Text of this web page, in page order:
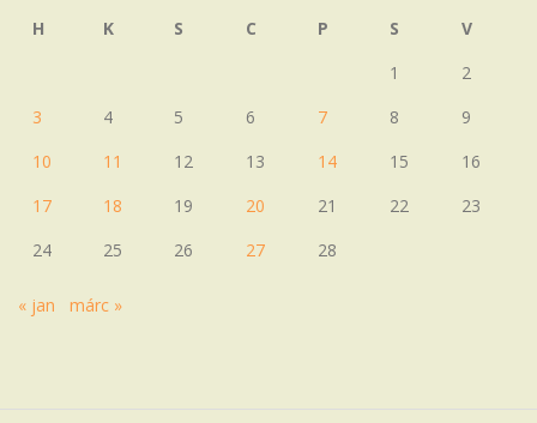
H
K S C P S
V
1
2
3
4 5 6 7 8
9
10
11 12 13 14 15
16
17
18 19 20 21 22
23
24
25 26 27 28
« jan márc »